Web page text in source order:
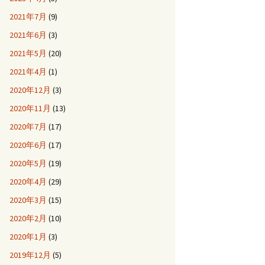
2021年7月 (9)
2021年6月 (3)
2021年5月 (20)
2021年4月 (1)
2020年12月 (3)
2020年11月 (13)
2020年7月 (17)
2020年6月 (17)
2020年5月 (19)
2020年4月 (29)
2020年3月 (15)
2020年2月 (10)
2020年1月 (3)
2019年12月 (5)